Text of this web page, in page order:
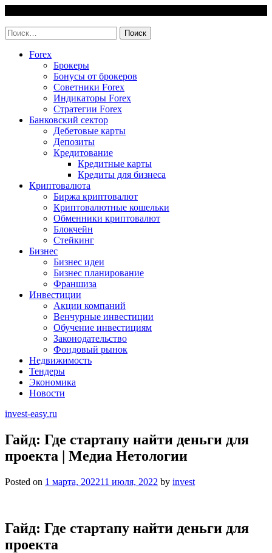
content
Найти:
Forex
Брокеры
Бонусы от брокеров
Советники Forex
Индикаторы Forex
Стратегии Forex
Банковский сектор
Дебетовые карты
Депозиты
Кредитование
Кредитные карты
Кредиты для бизнеса
Криптовалюта
Биржа криптовалют
Криптовалютные кошельки
Обменники криптовалют
Блокчейн
Стейкинг
Бизнес
Бизнес идеи
Бизнес планирование
Франшиза
Инвестиции
Акции компаний
Венчурные инвестиции
Обучение инвестициям
Законодательство
Фондовый рынок
Недвижимость
Тендеры
Экономика
Новости
invest-easy.ru
Гайд: Где стартапу найти деньги для
проекта | Медиа Нетологии
Posted on 1 марта, 202211 июля, 2022 by invest
Гайд: Где стартапу найти деньги для
проекта